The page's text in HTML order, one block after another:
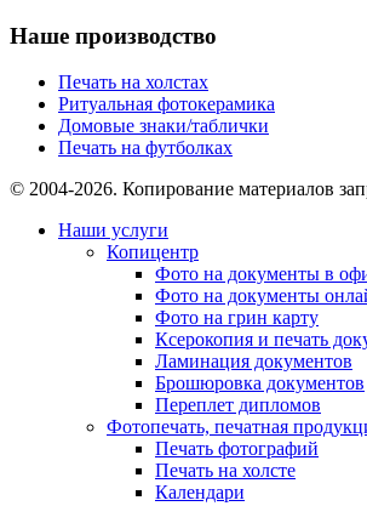
Наше производство
Печать на холстах
Ритуальная фотокерамика
Домовые знаки/таблички
Печать на футболках
© 2004-2026. Копирование материалов
Наши услуги
Копицентр
Фото на документы в
Фото на документы
Фото на грин карту
Ксерокопия и печать
Ламинация документов
Брошюровка документов
Переплет дипломов
Фотопечать, печатная
Печать фотографий
Печать на холсте
Календари